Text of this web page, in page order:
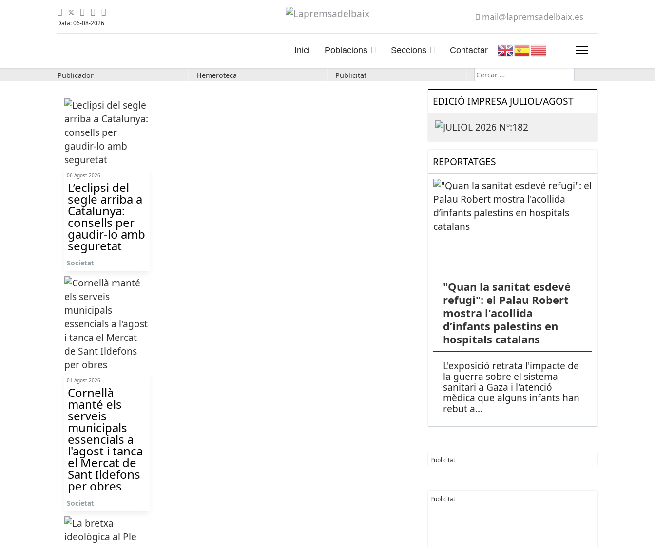
Data: 06-08-2026
mail@lapremsadelbaix.es
Inici Poblacions Seccions Contactar
Publicador Hemeroteca Publicitat Cerca
06 Agost 2026
L’eclipsi del
segle arriba a
Catalunya:
consells per
gaudir-lo amb
seguretat
Societat
01 Agost 2026
Cornellà
manté els
serveis
municipals
essencials a
l'agost i tanca
el Mercat de
Sant Ildefons
per obres
Societat
EDICIÓ IMPRESA JULIOL/AGOST
REPORTATGES
"Quan la sanitat esdevé
refugi": el Palau Robert
mostra l'acollida
d’infants palestins en
hospitals catalans
L'exposició retrata l'impacte de
la guerra sobre el sistema
sanitari a Gaza i l'atenció
mèdica que alguns infants han
rebut a...